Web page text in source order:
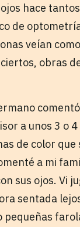
hace
de
veían
obras
a unos 3 o
de color
a mi
sus ojos. Vi
sentada
pequeñas